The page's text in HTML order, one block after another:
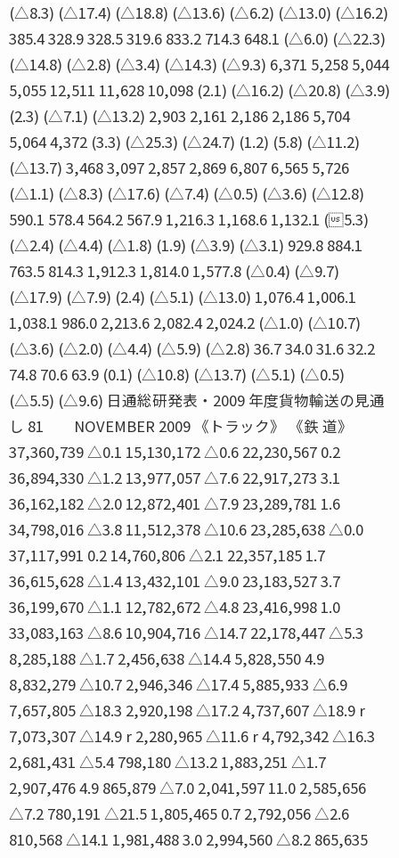
(△8.3) (△17.4) (△18.8) (△13.6) (△6.2) (△13.0) (△16.2)
385.4 328.9 328.5 319.6 833.2 714.3 648.1 (△6.0) (△22.3)
(△14.8) (△2.8) (△3.4) (△14.3) (△9.3) 6,371 5,258 5,044
5,055 12,511 11,628 10,098 (2.1) (△16.2) (△20.8) (△3.9)
(2.3) (△7.1) (△13.2) 2,903 2,161 2,186 2,186 5,704
5,064 4,372 (3.3) (△25.3) (△24.7) (1.2) (5.8) (△11.2)
(△13.7) 3,468 3,097 2,857 2,869 6,807 6,565 5,726
(△1.1) (△8.3) (△17.6) (△7.4) (△0.5) (△3.6) (△12.8)
590.1 578.4 564.2 567.9 1,216.3 1,168.6 1,132.1 (5.3)
(△2.4) (△4.4) (△1.8) (1.9) (△3.9) (△3.1) 929.8 884.1
763.5 814.3 1,912.3 1,814.0 1,577.8 (△0.4) (△9.7)
(△17.9) (△7.9) (2.4) (△5.1) (△13.0) 1,076.4 1,006.1
1,038.1 986.0 2,213.6 2,082.4 2,024.2 (△1.0) (△10.7)
(△3.6) (△2.0) (△4.4) (△5.9) (△2.8) 36.7 34.0 31.6 32.2
74.8 70.6 63.9 (0.1) (△10.8) (△13.7) (△5.1) (△0.5)
(△5.5) (△9.6) 日通総研発表・2009 年度貨物輸送の見通
し 81 NOVEMBER 2009 《トラック》 《鉄 道》
37,360,739 △0.1 15,130,172 △0.6 22,230,567 0.2
36,894,330 △1.2 13,977,057 △7.6 22,917,273 3.1
36,162,182 △2.0 12,872,401 △7.9 23,289,781 1.6
34,798,016 △3.8 11,512,378 △10.6 23,285,638 △0.0
37,117,991 0.2 14,760,806 △2.1 22,357,185 1.7
36,615,628 △1.4 13,432,101 △9.0 23,183,527 3.7
36,199,670 △1.1 12,782,672 △4.8 23,416,998 1.0
33,083,163 △8.6 10,904,716 △14.7 22,178,447 △5.3
8,285,188 △1.7 2,456,638 △14.4 5,828,550 4.9
8,832,279 △10.7 2,946,346 △17.4 5,885,933 △6.9
7,657,805 △18.3 2,920,198 △17.2 4,737,607 △18.9 r
7,073,307 △14.9 r 2,280,965 △11.6 r 4,792,342 △16.3
2,681,431 △5.4 798,180 △13.2 1,883,251 △1.7
2,907,476 4.9 865,879 △7.0 2,041,597 11.0 2,585,656
△7.2 780,191 △21.5 1,805,465 0.7 2,792,056 △2.6
810,568 △14.1 1,981,488 3.0 2,994,560 △8.2 865,635